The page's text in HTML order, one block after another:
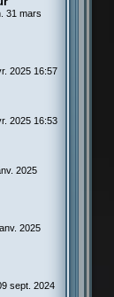
31 mars
2025 16:57
2025 16:53
2025
2025
sept. 2024